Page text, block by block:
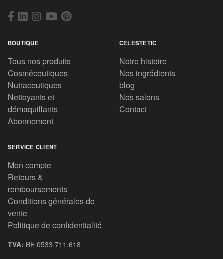
BOUTIQUE
Tous nos produits
Cosméceutiques
Nutraceutiques
Nettoyants et
démaquillants
Abonnement
CELESTETIC
Notre histoire
Nos ingrédients
blog
Nos salons
Contact
SERVICE CLIENT
Mon compte
Retours &
remboursements
Conditions générales de
vente
Politique de confidentialité
TVA: BE 0533.711.618